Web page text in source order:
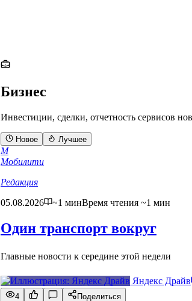
Бизнес
Инвестиции, сделки, отчетность сервисов
Новое Лучшее
М
Мобилити
Редакция
05.08.2026
~1 минВремя чтения ~1 мин
Один транспорт вокруг
Главные новости к середине этой недели
Яндекс Драйв
4
Поделиться